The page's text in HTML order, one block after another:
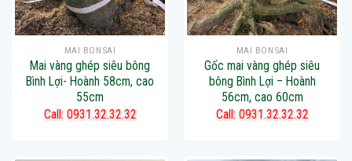
MAI BONSAI
Mai vàng ghép siêu bông
Bình Lợi- Hoành 58cm, cao
55cm
Call: 0931.32.32.32
MAI BONSAI
Gốc mai vàng ghép siêu
bông Bình Lợi – Hoành
56cm, cao 60cm
Call: 0931.32.32.32